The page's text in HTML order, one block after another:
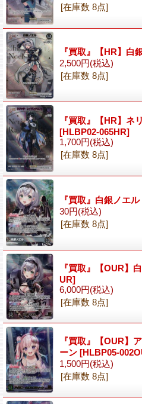
[在庫数 8点]
『買取』【HR】白
2,500円(税込)
[在庫数 8点]
『買取』【HR】ネ
[HLBP02-065HR]
1,700円(税込)
[在庫数 8点]
『買取』白銀ノエル
30円(税込)
[在庫数 8点]
『買取』【OUR】
UR]
6,000円(税込)
[在庫数 8点]
『買取』【OUR】
ーン [HLBP05-
1,500円(税込)
[在庫数 8点]